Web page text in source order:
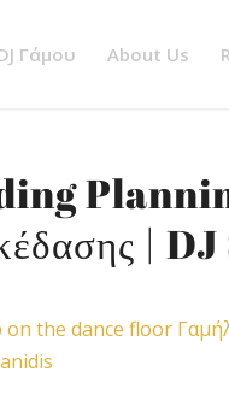
Γάμου About Us
|